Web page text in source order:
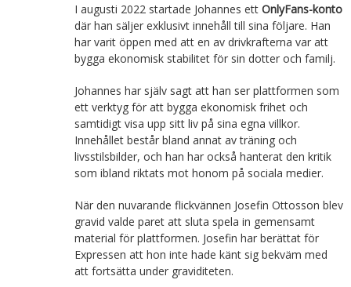
I augusti 2022 startade Johannes ett OnlyFans-konto
där han säljer exklusivt innehåll till sina följare. Han
har varit öppen med att en av drivkrafterna var att
bygga ekonomisk stabilitet för sin dotter och familj.
Johannes har själv sagt att han ser plattformen som
ett verktyg för att bygga ekonomisk frihet och
samtidigt visa upp sitt liv på sina egna villkor.
Innehållet består bland annat av träning och
livsstilsbilder, och han har också hanterat den kritik
som ibland riktats mot honom på sociala medier.
När den nuvarande flickvännen Josefin Ottosson blev
gravid valde paret att sluta spela in gemensamt
material för plattformen. Josefin har berättat för
Expressen att hon inte hade känt sig bekväm med
att fortsätta under graviditeten.